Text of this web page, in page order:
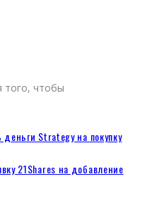
того, чтобы
Strategy на покупку
21Shares на добавление